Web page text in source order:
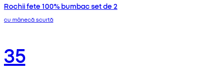
Rochii fete 100% bumbac set de 2
cu mânecă scurtă
35